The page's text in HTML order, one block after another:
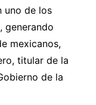
uno de los
generando
mexicanos,
titular de la
de la